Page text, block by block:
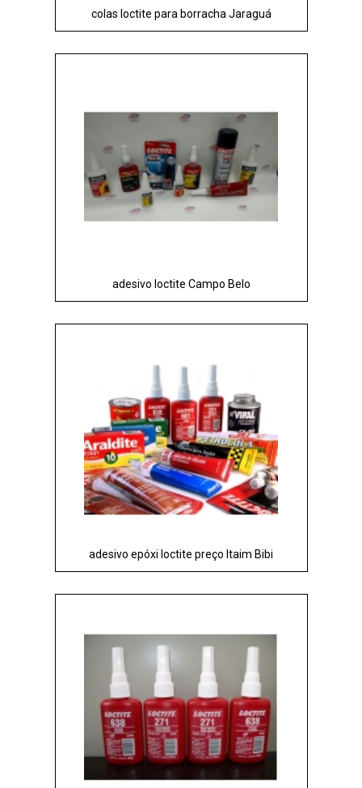
colas loctite para borracha Jaraguá
adesivo loctite Campo Belo
adesivo epóxi loctite preço Itaim Bibi